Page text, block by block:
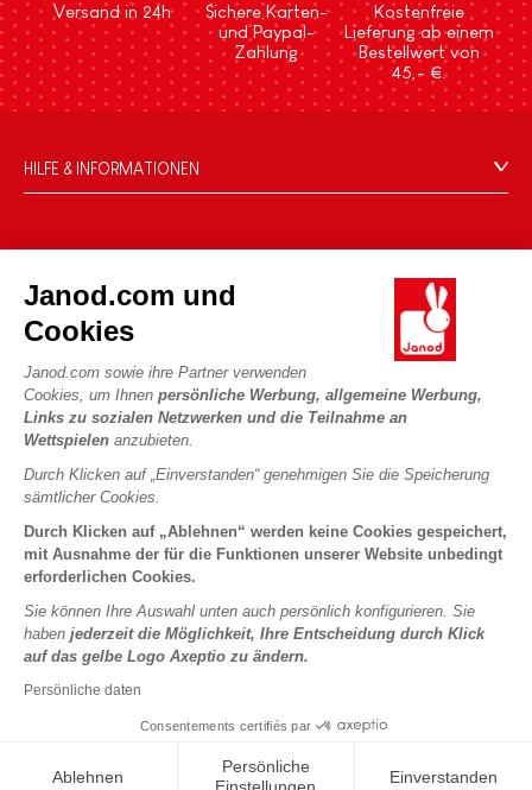
Janod.com und
Cookies
Janod.com sowie ihre Partner verwenden
Cookies, um Ihnen persönliche Werbung, allgemeine Werbung,
Links zu sozialen Netzwerken und die Teilnahme an
Wettspielen anzubieten.
Durch Klicken auf „Einverstanden“ genehmigen Sie die Speicherung
sämtlicher Cookies.
Durch Klicken auf „Ablehnen“ werden keine Cookies gespeichert,
mit Ausnahme der für die Funktionen unserer Website unbedingt
erforderlichen Cookies.
Sie können Ihre Auswahl unten auch persönlich konfigurieren. Sie
haben jederzeit die Möglichkeit, Ihre Entscheidung durch Klick
auf das gelbe Logo Axeptio zu ändern.
Persönliche daten
Consentements certifiés par
Ablehnen
Persönliche
Einverstanden
Versand in 24h
Sichere Karten-
und Paypal-
Zahlung
Kostenfreie
Lieferung ab einem
Bestellwert von
45,- €.
HILFE & INFORMATIONEN
FAQ
Kontakt
Händler
Persönliche daten
Cookies
Nutzungsbedingungen #YesJanod
Die Geschichte
Unsere Expertise
CSR-Verpflichtungen
Was ist FSC®?
UNSERE LEISTUNGEN
Sicheres Bezahlen
Lieferbedingungen
Spielregeln und Anleitungen
Lose Stücke
Kinderaktivitäten zum Download
PROFESSIONAL
Pressekontakte
Copyright © 2026 Janod - Alle Rechte vorbehalten -
Hinweise